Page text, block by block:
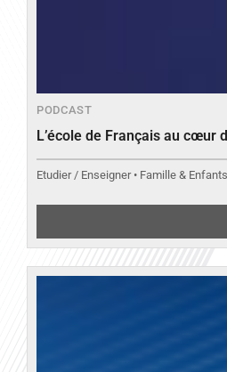
PODCAST
L’école de Français au cœur
Etudier / Enseigner • Famille & Enfants